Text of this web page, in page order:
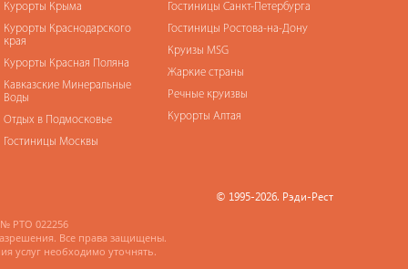
Курорты Крыма
Курорты Краснодарского
края
Курорты Красная Поляна
Кавказские Минеральные
Воды
Отдых в Подмосковье
Гостиницы Москвы
Гостиницы Санкт-Петербурга
Гостиницы Ростова-на-Дону
Круизы MSG
Жаркие страны
Речные круизвы
Курорты Алтая
© 1995-2026. Рэди-Рест
№ РТО 022256
Все права защищены.
услуг необходимо уточнять.